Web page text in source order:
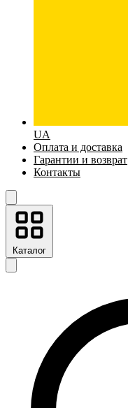
UA
Оплата и доставка
Гарантии и возврат
Контакты
Каталог